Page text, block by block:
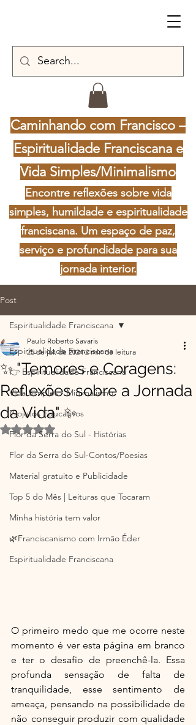
Caminhando com Francisco –
Espiritualidade Franciscana e
Vida Simples/Minimalismo
Encontre reflexões sobre vida
simples, humildade e espiritualidade
franciscana. Um espaço de paz,
serviço e profundidade para sua
jornada interior.
Post
Espiritualidade Franciscana
👉 Espiritualidade Franciscana
Vida Simples - Minimalismo
Projetos Educativos
Flor da Serra do Sul - Histórias
Flor da Serra do Sul-Contos/Poesias
Material gratuito e Publicidade
Top 5 do Mês | Leituras que Tocaram
Minha história tem valor
🌿Franciscanismo com Irmão Éder
Espiritualidade Franciscana
Espiritualidade Franciscana
✨ "Temores e Coragens:
Reflexões sobre a Jornada
da Vida" ✨
Paulo Roberto Savaris
25 de jul. de 2024 2 min de leitura
Avaliado com NaN de 5 estrelas.
O primeiro medo que me ocorre neste
momento é ver esta página em branco
e ter o desafio de preenchê-la. Essa
profunda sensação de falta de
tranquilidade, esse sentimento de
ameaça, pensando na possibilidade de
não conseguir produzir com qualidade